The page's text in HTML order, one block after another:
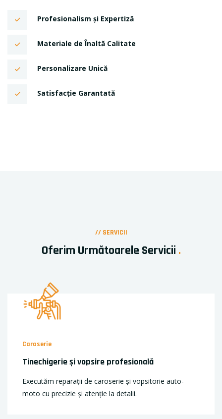
Profesionalism și Expertiză
Materiale de Înaltă Calitate
Personalizare Unică
Satisfacție Garantată
// SERVICII
Oferim Următoarele Servicii .
Caroserie
Tinechigerie și vopsire profesională
Executăm reparații de caroserie și vopsitorie auto-
moto cu precizie și atenție la detalii.